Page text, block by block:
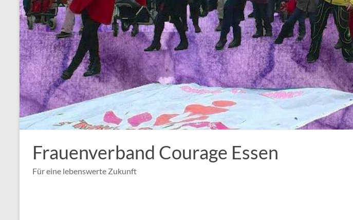
Frauenverband Courage Essen
Für eine lebenswerte Zukunft